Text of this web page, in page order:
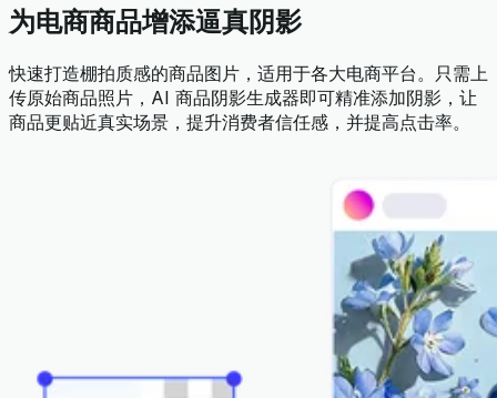
为电商商品增添逼真阴影
快速打造棚拍质感的商品图片，适用于各大电商平台。只需上
传原始商品照片，AI 商品阴影生成器即可精准添加阴影，让
商品更贴近真实场景，提升消费者信任感，并提高点击率。